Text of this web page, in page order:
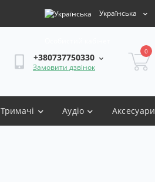
Українська
+380737750330
Замовити дзвінок
0
Тримачі Аудіо Аксесуари